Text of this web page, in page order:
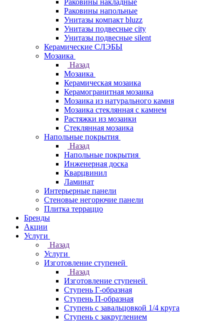
Раковины накладные
Раковины напольные
Унитазы компакт bluzz
Унитазы подвесные city
Унитазы подвесные silent
Керамические СЛЭБЫ
Мозаика
Назад
Мозаика
Керамическая мозаика
Керамогранитная мозаика
Мозаика из натурального камня
Мозаика стеклянная с камнем
Растяжки из мозаики
Стеклянная мозаика
Напольные покрытия
Назад
Напольные покрытия
Инженерная доска
Кварцвинил
Ламинат
Интерьерные панели
Стеновые негорючие панели
Плитка терраццо
Бренды
Акции
Услуги
Назад
Услуги
Изготовление ступеней
Назад
Изготовление ступеней
Ступень Г-образная
Ступень П-образная
Ступень с завальцовкой 1/4 круга
Ступень с закруглением